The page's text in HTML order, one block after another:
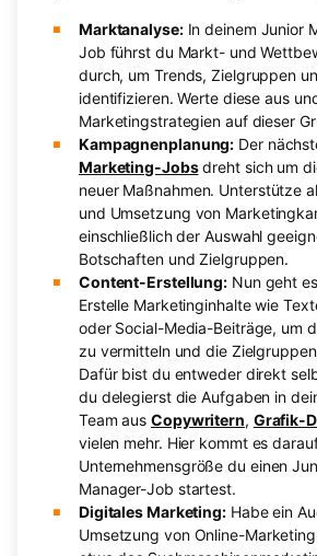
Marktanalyse:In deinem Junior
Job führst du Markt- und
durch, um Trends, Zielgruppen
identifizieren. Werte diese aus
Marketingstrategien auf dieser
Kampagnenplanung: Der
Marketing-Jobsdreht sich um
neuer Maßnahmen. Unterstütze
und Umsetzung von
einschließlich der Auswahl
Botschaften und Zielgruppen.
Content-Erstellung: Nun geht
Erstelle Marketinginhalte wie
oder Social-Media-Beiträge, um
zu vermitteln und die
Dafür bist du entweder direkt
du delegierst die Aufgaben in
Team ausCopywritern, Grafik-
vielen mehr. Hier kommt es
Unternehmensgröße du einen
Manager-Job startest.
Digitales Marketing:Habe ein
Umsetzung von Online-